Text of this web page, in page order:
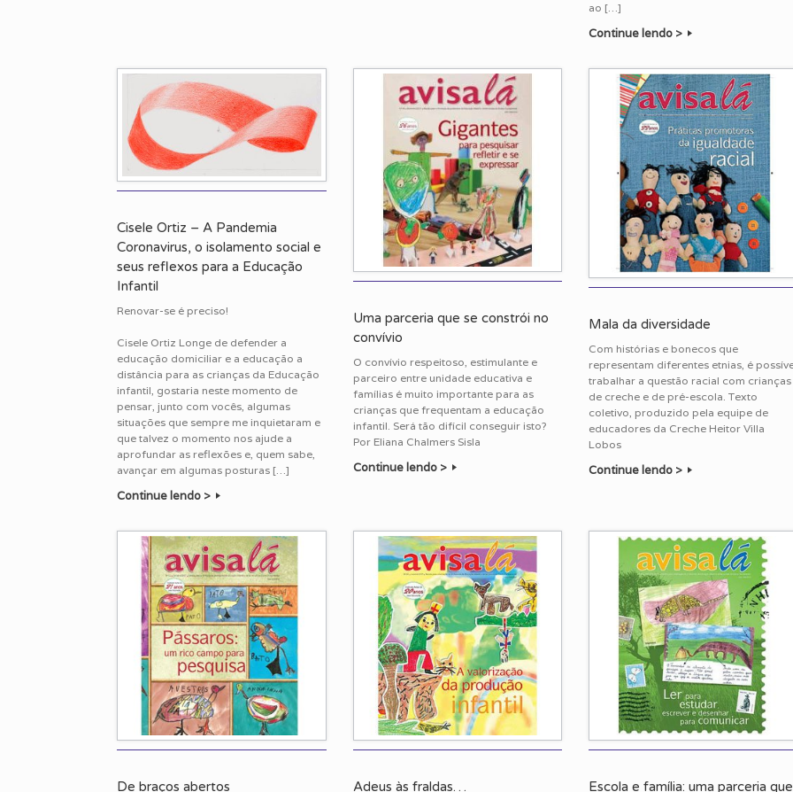
ao […]
Continue lendo >
Cisele Ortiz – A Pandemia
Coronavirus, o isolamento social e
seus reflexos para a Educação
Infantil
Renovar-se é preciso!
Cisele Ortiz Longe de defender a
educação domiciliar e a educação a
distância para as crianças da Educação
infantil, gostaria neste momento de
pensar, junto com vocês, algumas
situações que sempre me inquietaram e
que talvez o momento nos ajude a
aprofundar as reflexões e, quem sabe,
avançar em algumas posturas […]
Continue lendo >
Uma parceria que se constrói no
convívio
O convívio respeitoso, estimulante e
parceiro entre unidade educativa e
famílias é muito importante para as
crianças que frequentam a educação
infantil. Será tão difícil conseguir isto?
Por Eliana Chalmers Sisla
Continue lendo >
Mala da diversidade
Com histórias e bonecos que
representam diferentes etnias, é
trabalhar a questão racial com crianças
de creche e de pré-escola. Texto
coletivo, produzido pela equipe de
educadores da Creche Heitor Villa
Lobos
Continue lendo >
De braços abertos Adeus às fraldas…
Escola e família: uma parceria que